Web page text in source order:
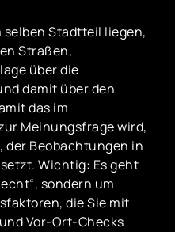
selben Stadtteil liegen,
Straßen,
über die
damit über den
das im
Meinungsfrage wird,
Beobachtungen in
Wichtig: Es geht
sondern um
die Sie mit
Vor-Ort-Checks